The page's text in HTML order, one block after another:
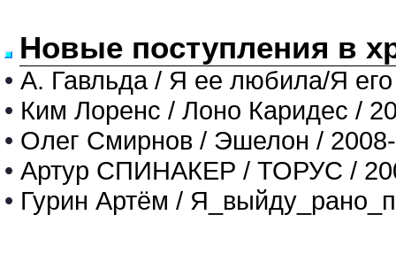
Новые поступления в
• А. Гавльда / Я ее любила/Я
• Ким Лоренс / Лоно Каридес /
• Олег Смирнов / Эшелон /
• Артур СПИНАКЕР / ТОРУС /
• Гурин Артём /